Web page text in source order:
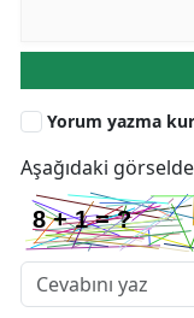
Yorum yazma
Aşağıdaki